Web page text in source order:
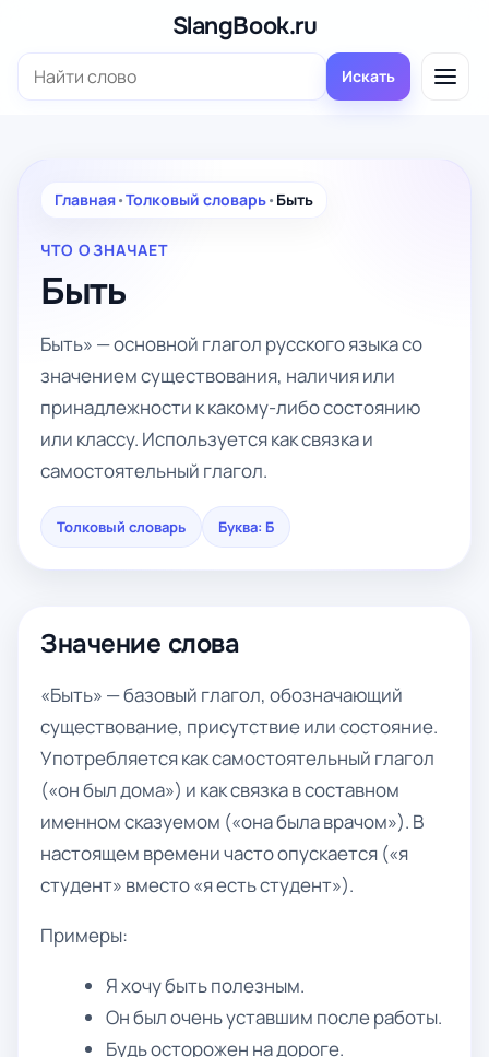
содержимому
SlangBook.ru
Поиск: Искать
Главная•Толковый словарь• Быть
ЧТО ОЗНАЧАЕТ
Быть
Быть» — основной глагол русского языка со
значением существования, наличия или
принадлежности к какому-либо состоянию
или классу. Используется как связка и
самостоятельный глагол.
Толковый словарь Буква: Б
Значение слова
«Быть» — базовый глагол, обозначающий
существование, присутствие или состояние.
Употребляется как самостоятельный глагол
(«он был дома») и как связка в составном
именном сказуемом («она была врачом»). В
настоящем времени часто опускается («я
студент» вместо «я есть студент»).
Примеры:
Я хочу быть полезным.
Он был очень уставшим после работы.
Будь осторожен на дороге.